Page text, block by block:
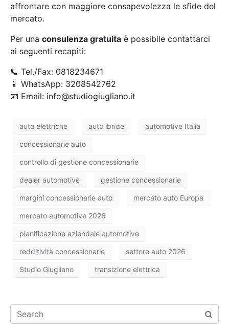
affrontare con maggiore consapevolezza le sfide del
mercato.
Per una consulenza gratuita è possibile contattarci
ai seguenti recapiti:
📞 Tel./Fax: 0818234671
📱 WhatsApp: 3208542762
📧 Email: info@studiogiugliano.it
auto elettriche auto ibride automotive Italia
concessionarie auto
controllo di gestione concessionarie
dealer automotive gestione concessionarie
margini concessionarie auto mercato auto Europa
mercato automotive 2026
pianificazione aziendale automotive
redditività concessionarie settore auto 2026
Studio Giugliano transizione elettrica